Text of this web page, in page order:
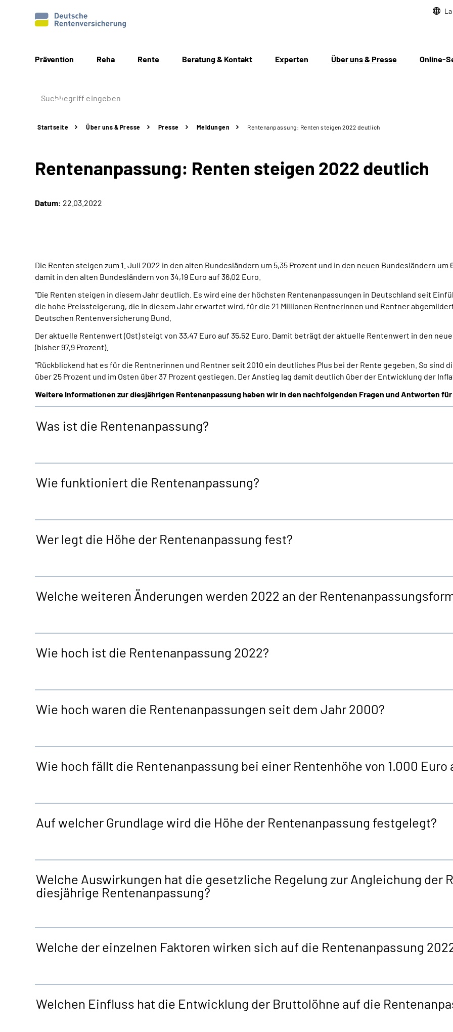
Prävention Reha Rente Beratung & Kontakt Experten Über uns & Presse Online-
Startseite Über uns & Presse Presse Meldungen Rentenanpassung: Renten steigen 2022 deutlich
Rentenanpassung: Renten steigen 2022 deutlich
Datum: 22.03.2022
Die Renten steigen zum 1. Juli 2022 in den alten Bundesländern um 5,35 Prozent und in den neuen Bundesländern
damit in den alten Bundesländern von 34,19 Euro auf 36,02 Euro.
"Die Renten steigen in diesem Jahr deutlich. Es wird eine der höchsten Rentenanpassungen in Deutschland seit
die hohe Preissteigerung, die in diesem Jahr erwartet wird, für die 21 Millionen Rentnerinnen und Rentner
Deutschen Rentenversicherung Bund
Der aktuelle Rentenwert (Ost) steigt von 33,47 Euro auf 35,52 Euro. Damit beträgt der aktuelle Rentenwert in den
(bisher 97,9 Prozent).
"Rückblickend hat es für die Rentnerinnen und Rentner seit 2010 ein deutliches Plus bei der Rente gegeben. So sind
über 25 Prozent und im Osten über 37 Prozent gestiegen. Der Anstieg lag damit deutlich über der Entwicklung der
Weitere Informationen zur diesjährigen Rentenanpassung haben wir in den nachfolgenden Fragen und Antworten für
Was ist die Rentenanpassung?
Wie funktioniert die Rentenanpassung?
Wer legt die Höhe der Rentenanpassung fest?
Welche weiteren Änderungen werden 2022 an der
Wie hoch ist die Rentenanpassung 2022?
Wie hoch waren die Rentenanpassungen seit dem Jahr 2000?
Wie hoch fällt die Rentenanpassung bei einer Rentenhöhe von 1.000 Euro
Auf welcher Grundlage wird die Höhe der Rentenanpassung festgelegt?
Welche Auswirkungen hat die gesetzliche Regelung zur Angleichung der
diesjährige Rentenanpassung?
Welche der einzelnen Faktoren wirken sich auf die Rentenanpassung
Welchen Einfluss hat die Entwicklung der Bruttolöhne auf die